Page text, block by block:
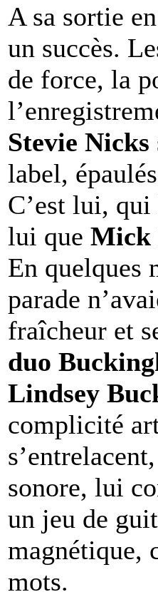
A sa sortie
un succès.
de force, la
Stevie Nicks
label,
C’est lui,
lui que Mick
En quelques
parade
fraîcheur et
duo
Lindsey
complicité
sonore, lui
un jeu de
magnétique,
mots.